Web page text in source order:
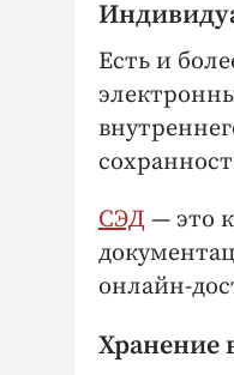
Есть и
СЭД — это
онлайн-
Хранение